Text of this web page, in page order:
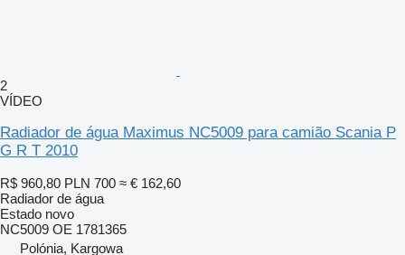
2
VÍDEO
Radiador de água Maximus NC5009 para camião Scania P
G R T 2010
R$ 960,80 PLN 700 ≈ € 162,60
Radiador de água
Estado novo
NC5009 OE 1781365
Polónia, Kargowa